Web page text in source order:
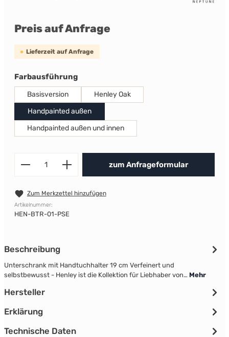
Preis auf Anfrage
Lieferzeit auf Anfrage
Farbausführungauswählen
Basisversion
Henley Oak
Handpainted außen
Handpainted außen und innen
Produkt Anzahl: Gib den
zum Anfrageformular
Zum Merkzettel hinzufügen
Artikelnummer:
HEN-BTR-01-PSE
Beschreibung
Unterschrank mit Handtuchhalter 19 cm Verfeinert und
selbstbewusst - Henley ist die Kollektion für Liebhaber von… Mehr
Hersteller
Erklärung
Technische Daten